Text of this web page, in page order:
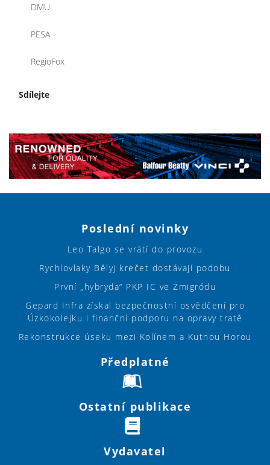
DMU
PESA
RegioFox
Sdílejte
Poslední novinky
Leo Talgo se vrátí do provozu
Rychlovlaky Bělyj krečet dostávají podobu
První „hybryda“ PKP IC ve Żmigródu
Gepard Infra získal bezpečnostní osvědčení pro
Úzkokolejku i finanční podporu na opravy tratě
Rekonstrukce úseku mezi Kolínem a Kutnou Horou
Předplatné
Ostatní publikace
Vydavatel